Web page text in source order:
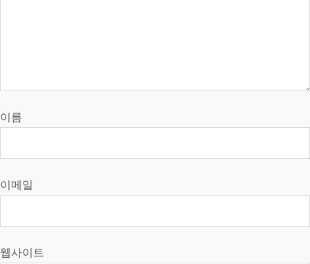
이름
이메일
웹사이트